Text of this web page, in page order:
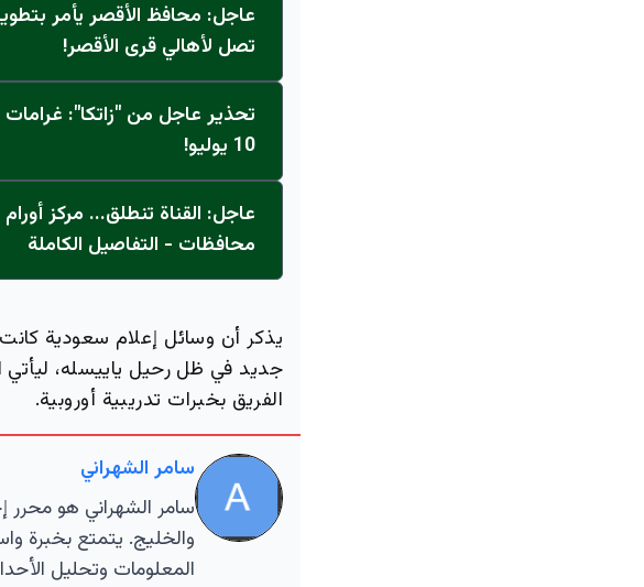
عاجل: محافظ الأقصر يأمر
تصل لأهالي قرى الأقصر!
تحذير عاجل من "زاتكا":
10 يوليو!
محافظات - التفاصيل الكاملة
يذكر أن وسائل إعلام سعودية كانت
جديد في ظل رحيل ياييسله، ليأتي
الفريق بخبرات تدريبية أوروبية.
سامر الشهراني
سامر الشهراني هو
والخليج. يتمتع بخبرة
المعلومات وتحليل